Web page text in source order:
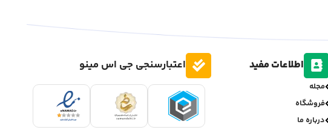
اطلاعات مفید
مجله
فروشگاه
درباره ما
اعتبارسنجی جی اس مینو